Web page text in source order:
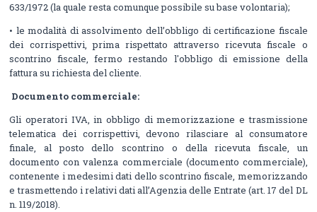
633/1972 (la quale resta comunque possibile su base volontaria);
• le modalità di assolvimento dell’obbligo di certificazione fiscale
dei corrispettivi, prima rispettato attraverso ricevuta fiscale o
scontrino fiscale, fermo restando l'obbligo di emissione della
fattura su richiesta del cliente.
Documento commerciale:
Gli operatori IVA, in obbligo di memorizzazione e trasmissione
telematica dei corrispettivi, devono rilasciare al consumatore
finale, al posto dello scontrino o della ricevuta fiscale, un
documento con valenza commerciale (documento commerciale),
contenente i medesimi dati dello scontrino fiscale, memorizzando
e trasmettendo i relativi dati all’Agenzia delle Entrate (art. 17 del DL
n. 119/2018).